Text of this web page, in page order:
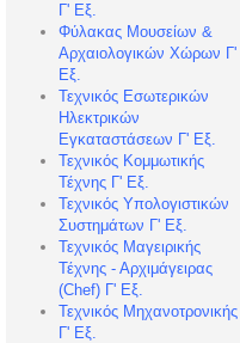
Γ' Εξ.
Φύλακας Μουσείων &
Αρχαιολογικών Χώρων Γ'
Εξ.
Τεχνικός Εσωτερικών
Ηλεκτρικών
Εγκαταστάσεων Γ' Εξ.
Τεχνικός Κομμωτικής
Τέχνης Γ' Εξ.
Τεχνικός Υπολογιστικών
Συστημάτων Γ' Εξ.
Τεχνικός Μαγειρικής
Τέχνης - Αρχιμάγειρας
(Chef) Γ' Εξ.
Τεχνικός Μηχανοτρονικής
Γ' Εξ.